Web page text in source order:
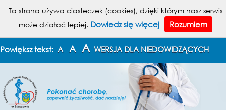
MENU
MAPA STRONY
Powiększ tekst: A A A WERSJA DLA NIEDOWIDZĄCYCH
Ta strona używa ciasteczek (cookies), dzięki którym nasz serwis
może działać lepiej. Dowiedz się więcej Rozumiem